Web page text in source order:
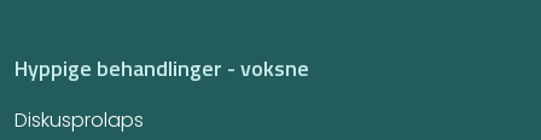
Hyppige behandlinger - voksne
Diskusprolaps